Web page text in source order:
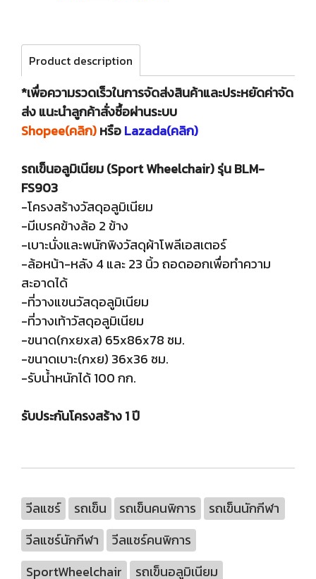
Product description
*เพื่อความรวดเร็วในการจัดส่งสินค้าและประหยัดค่าจัด
ส่ง แนะนำลูกค้าสั่งซื้อผ่านระบบ
Shopee(คลิก)หรือLazada(คลิก)
รถเข็นอลูมิเนียม (Sport Wheelchair) รุ่น BLM-
FS903
-โครงสร้างวัสดุอลูมิเนียม
-มีเบรคข้างล้อ 2 ข้าง
-เบาะนั่งและพนักพิงวัสดุผ้าโพลีเอสเตอร์
-ล้อหน้า-หลัง 4 และ 23 นิ้ว ถอดออกเพื่อทำความ
สะอาดได้
-ที่วางแขนวัสดุอลูมิเนียม
-ที่วางเท้าวัสดุอลูมิเนียม
-ขนาด(กxยxส) 65x86x78 ซม.
-ขนาดเบาะ(กxย) 36x36 ซม.
-รับน้ำหนักได้ 100 กก.
รับประกันโครงสร้าง 1 ปี
วีลแชร์ รถเข็น รถเข็นคนพิการ
รถเข็นนักกีฬา
วีลแชร์นักกีฬา
วีลแชร์คนพิการ
SportWheelchair
รถเข็นอลูมิเนียม